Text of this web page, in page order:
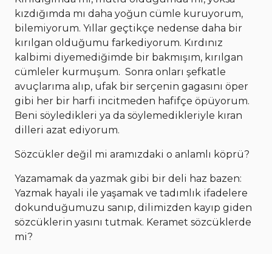
kızdığımda mı daha yoğun cümle kuruyorum,
bilemiyorum. Yıllar geçtikçe nedense daha bir
kırılgan olduğumu farkediyorum. Kırdınız
kalbimi diyemediğimde bir bakmışım, kırılgan
cümleler kurmuşum. Sonra onları şefkatle
avuçlarıma alıp, ufak bir serçenin gagasını öper
gibi her bir harfi incitmeden hafifçe öpüyorum.
Beni söyledikleri ya da söylemedikleriyle kıran
dilleri azat ediyorum.
Sözcükler değil mi aramızdaki o anlamlı köprü?
Yazamamak da yazmak gibi bir deli haz bazen:
Yazmak hayali ile yaşamak ve tadımlık ifadelere
dokunduğumuzu sanıp, dilimizden kayıp giden
sözcüklerin yasını tutmak. Keramet sözcüklerde
mi?